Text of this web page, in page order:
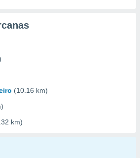
(10.16 km)
km)